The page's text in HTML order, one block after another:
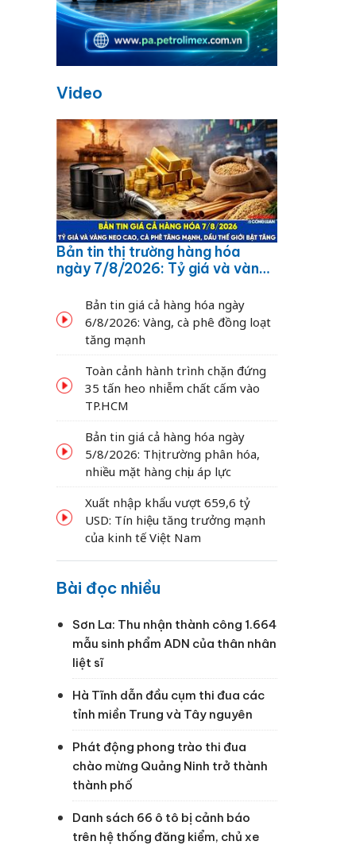
Video
Bản tin thị trường hàng hóa
ngày 7/8/2026: Tỷ giá và vàng
dầu thế giới bật tăng
Bản tin giá cả hàng hóa ngày
6/8/2026: Vàng, cà phê đồng loạt
tăng mạnh
Toàn cảnh hành trình chặn đứng
35 tấn heo nhiễm chất cấm vào
TP.HCM
Bản tin giá cả hàng hóa ngày
5/8/2026: Thị trường phân hóa,
nhiều mặt hàng chịu áp lực
Xuất nhập khẩu vượt 659,6 tỷ
USD: Tín hiệu tăng trưởng mạnh
của kinh tế Việt Nam
Bài đọc nhiều
Sơn La: Thu nhận thành công 1.664
mẫu sinh phẩm ADN của thân nhân
liệt sĩ
Hà Tĩnh dẫn đầu cụm thi đua các
tỉnh miền Trung và Tây nguyên
Phát động phong trào thi đua
chào mừng Quảng Ninh trở thành
thành phố
Danh sách 66 ô tô bị cảnh báo
trên hệ thống đăng kiểm, chủ xe